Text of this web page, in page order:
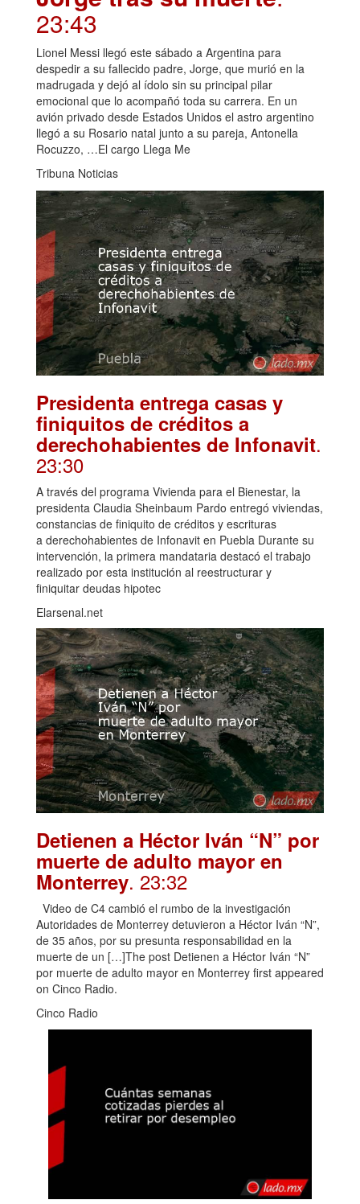
23:43
Lionel Messi llegó este sábado a Argentina para
despedir a su fallecido padre, Jorge, que murió en la
madrugada y dejó al ídolo sin su principal pilar
emocional que lo acompañó toda su carrera. En un
avión privado desde Estados Unidos el astro argentino
llegó a su Rosario natal junto a su pareja, Antonella
Rocuzzo, …El cargo Llega Me
Tribuna Noticias
Presidenta entrega casas y
finiquitos de créditos a
derechohabientes de Infonavit.
23:30
A través del programa Vivienda para el Bienestar, la
presidenta Claudia Sheinbaum Pardo entregó viviendas,
constancias de finiquito de créditos y escrituras
a derechohabientes de Infonavit en Puebla Durante su
intervención, la primera mandataria destacó el trabajo
realizado por esta institución al reestructurar y
finiquitar deudas hipotec
Elarsenal.net
Detienen a Héctor Iván “N” por
muerte de adulto mayor en
Monterrey. 23:32
Video de C4 cambió el rumbo de la investigación
Autoridades de Monterrey detuvieron a Héctor Iván “N”,
de 35 años, por su presunta responsabilidad en la
muerte de un […]The post Detienen a Héctor Iván “N”
por muerte de adulto mayor en Monterrey first appeared
on Cinco Radio.
Cinco Radio